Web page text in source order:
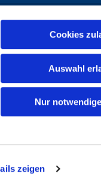
zeigen
Cookies
Auswahl
Nur
lichtenberg.berlin